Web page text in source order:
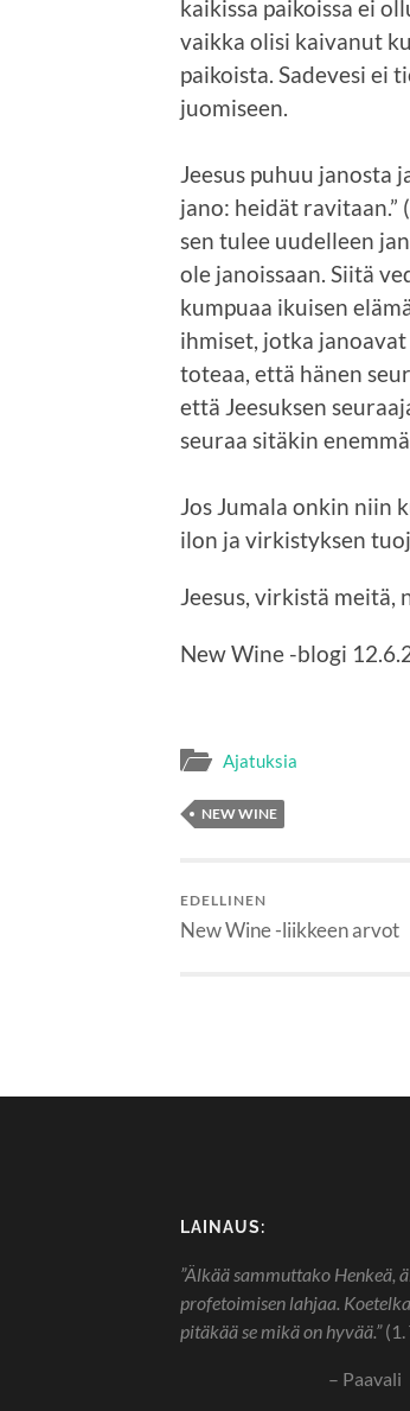
kaikissa paikoissa ei
vaikka olisi kaivanut
paikoista. Sadevesi ei
juomiseen.
Jeesus puhuu janosta
jano: heidät ravitaan.”
sen tulee uudelleen
ole janoissaan. Siitä
kumpuaa ikuisen
ihmiset, jotka
toteaa, että hänen
että Jeesuksen
seuraa sitäkin
Jos Jumala onkin niin
ilon ja virkistyksen
Jeesus, virkistä
New Wine -blogi
Ajatuksia
NEW WINE
EDELLINEN
New Wine -liikkeen arvot
LAINAUS:
”Älkää sammuttako Henkeä,
profetoimisen lahjaa.
pitäkää se mikä on hyvää.”(1.
– Paavali